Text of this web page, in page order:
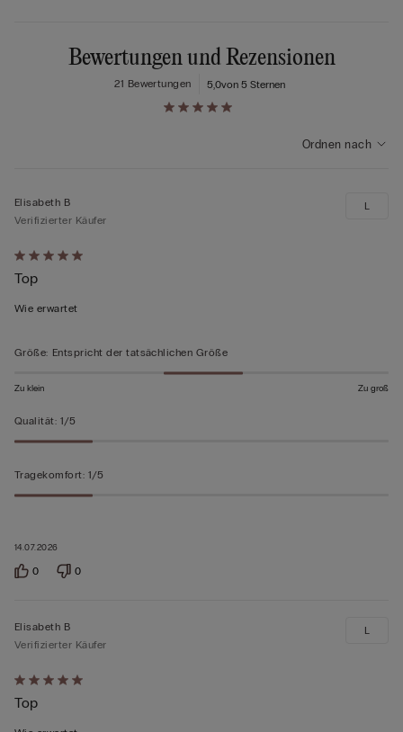
Bewertungen und Rezensionen
5,0von 5 Sternen
21 Bewertungen
Ordnen nach
Mit
5
von
bewertet
14.07.2026
Elisabeth B
Verifizierter Käufer
Top
Wie erwartet
L
Größe: Entspricht der tatsächlichen Größe
Zu klein Zu groß
Qualität: 1/5
Tragekomfort: 1/5
0 0
Mit
5
von
Elisabeth B
Verifizierter Käufer
Top
L